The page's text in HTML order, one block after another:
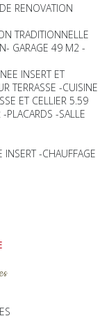
RENOVATION
TRADITIONNELLE
GARAGE 49 M2 -
INSERT ET
TERRASSE -CUISINE
ET CELLIER 5.59
-SALLE
-CHAUFFAGE